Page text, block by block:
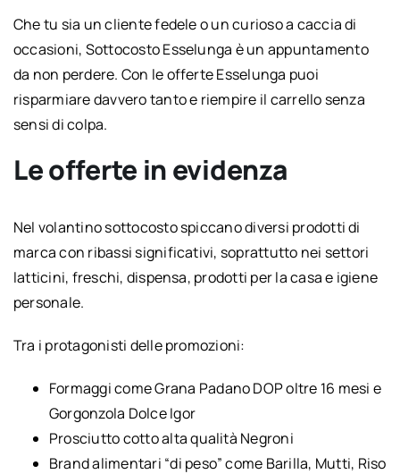
Che tu sia un cliente fedele o un curioso a caccia di
occasioni, Sottocosto Esselunga è un appuntamento
da non perdere. Con le offerte Esselunga puoi
risparmiare davvero tanto e riempire il carrello senza
sensi di colpa.
Le offerte in evidenza
Nel volantino sottocosto spiccano diversi prodotti di
marca con ribassi significativi, soprattutto nei settori
latticini, freschi, dispensa, prodotti per la casa e igiene
personale.
Tra i protagonisti delle promozioni:
Formaggi come Grana Padano DOP oltre 16 mesi e
Gorgonzola Dolce Igor
Prosciutto cotto alta qualità Negroni
Brand alimentari “di peso” come Barilla, Mutti, Riso